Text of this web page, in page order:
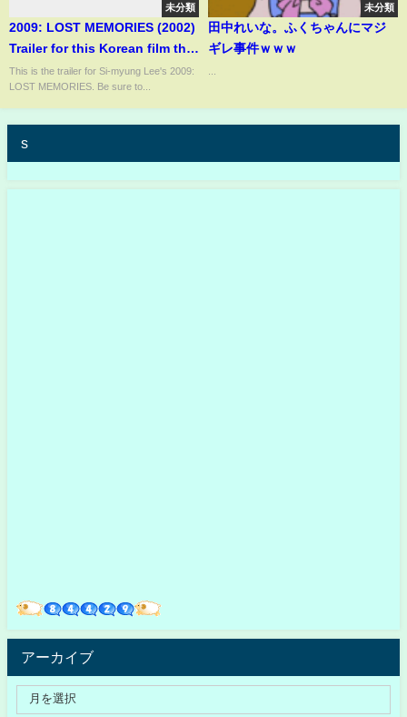
未分類
2009: LOST MEMORIES (2002)
Trailer for this Korean film that
takes place in an alternate
reality
This is the trailer for Si-myung Lee's 2009:
LOST MEMORIES. Be sure to...
未分類
田中れいな。ふくちゃんにマジ
ギレ事件ｗｗｗ
s
アーカイブ